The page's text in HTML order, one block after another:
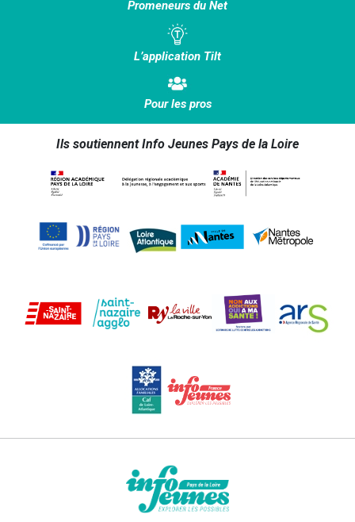
Promeneurs du Net
L’application Tilt
Pour les pros
Ils soutiennent Info Jeunes Pays de la Loire